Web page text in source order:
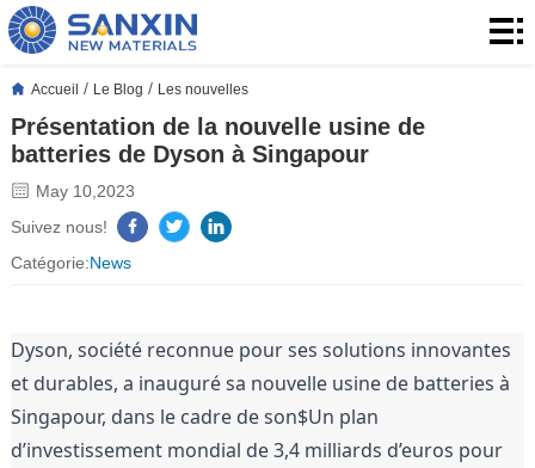
Accueil
Produits
produits
Application
Le
de
nous
Contact
Accueil / Le Blog / Les nouvelles
Présentation de la nouvelle usine de
batteries de Dyson à Singapour
May 10,2023
Suivez nous!
Catégorie:News
Dyson, société reconnue pour ses solutions innovantes
et durables, a inauguré sa nouvelle usine de batteries à
Singapour, dans le cadre de son$Un plan
d’investissement mondial de 3,4 milliards d’euros pour